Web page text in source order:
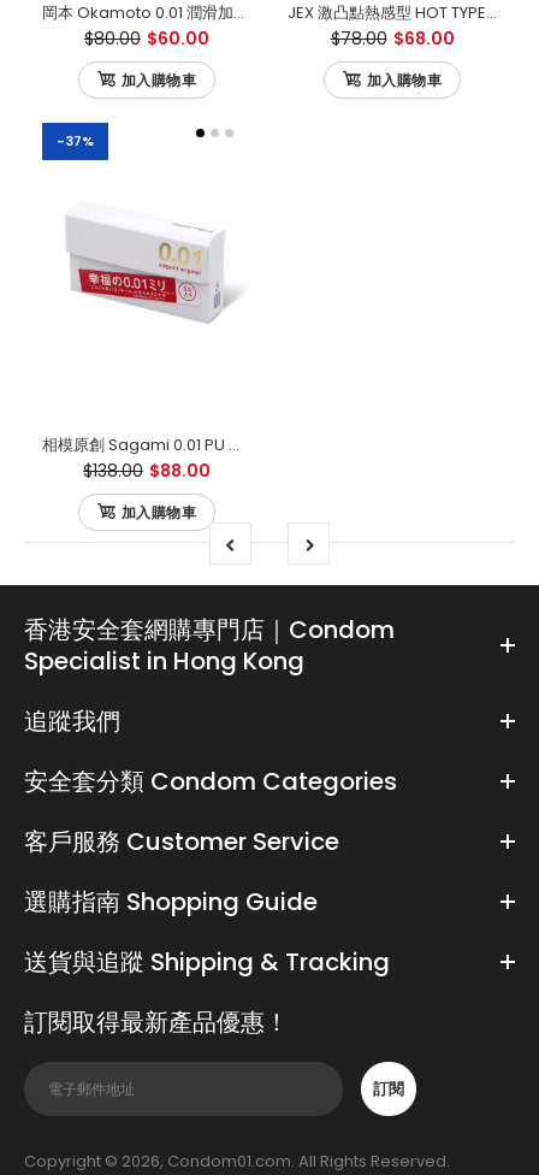
岡本 Okamoto 0.01 潤滑加量 日本版 3片裝
$80.00 $60.00
加入購物車
JEX 激凸點熱感型 HOT TYPE 乳膠安全套（8片裝）
$78.00 $68.00
加入購物車
-37%
相模原創 Sagami 0.01 PU 日本版 安全套 5 片裝
$138.00 $88.00
加入購物車
香港安全套網購專門店｜Condom
Specialist in Hong Kong
追蹤我們
安全套分類 Condom Categories
客戶服務 Customer Service
選購指南 Shopping Guide
送貨與追蹤 Shipping & Tracking
訂閱取得最新產品優惠！
訂閱
Copyright © 2026, Condom01.com. All Rights Reserved.